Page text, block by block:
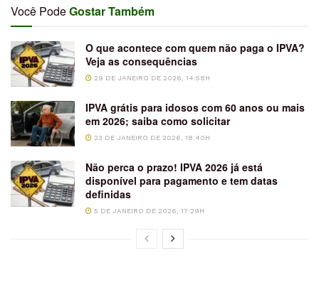
Você PodeGostar Também
O que acontece com quem não paga o IPVA?
Veja as consequências
29 DE JANEIRO DE 2026, 14:58H
IPVA grátis para idosos com 60 anos ou mais
em 2026; saiba como solicitar
23 DE JANEIRO DE 2026, 18:40H
Não perca o prazo! IPVA 2026 já está
disponível para pagamento e tem datas
definidas
5 DE JANEIRO DE 2026, 17:29H